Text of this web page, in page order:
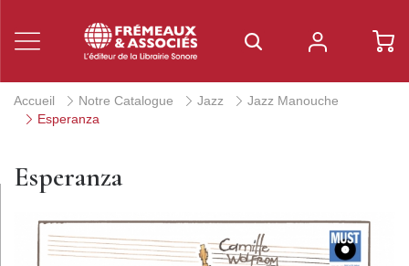
Accueil Notre Catalogue Jazz
Jazz Manouche
Esperanza
Esperanza